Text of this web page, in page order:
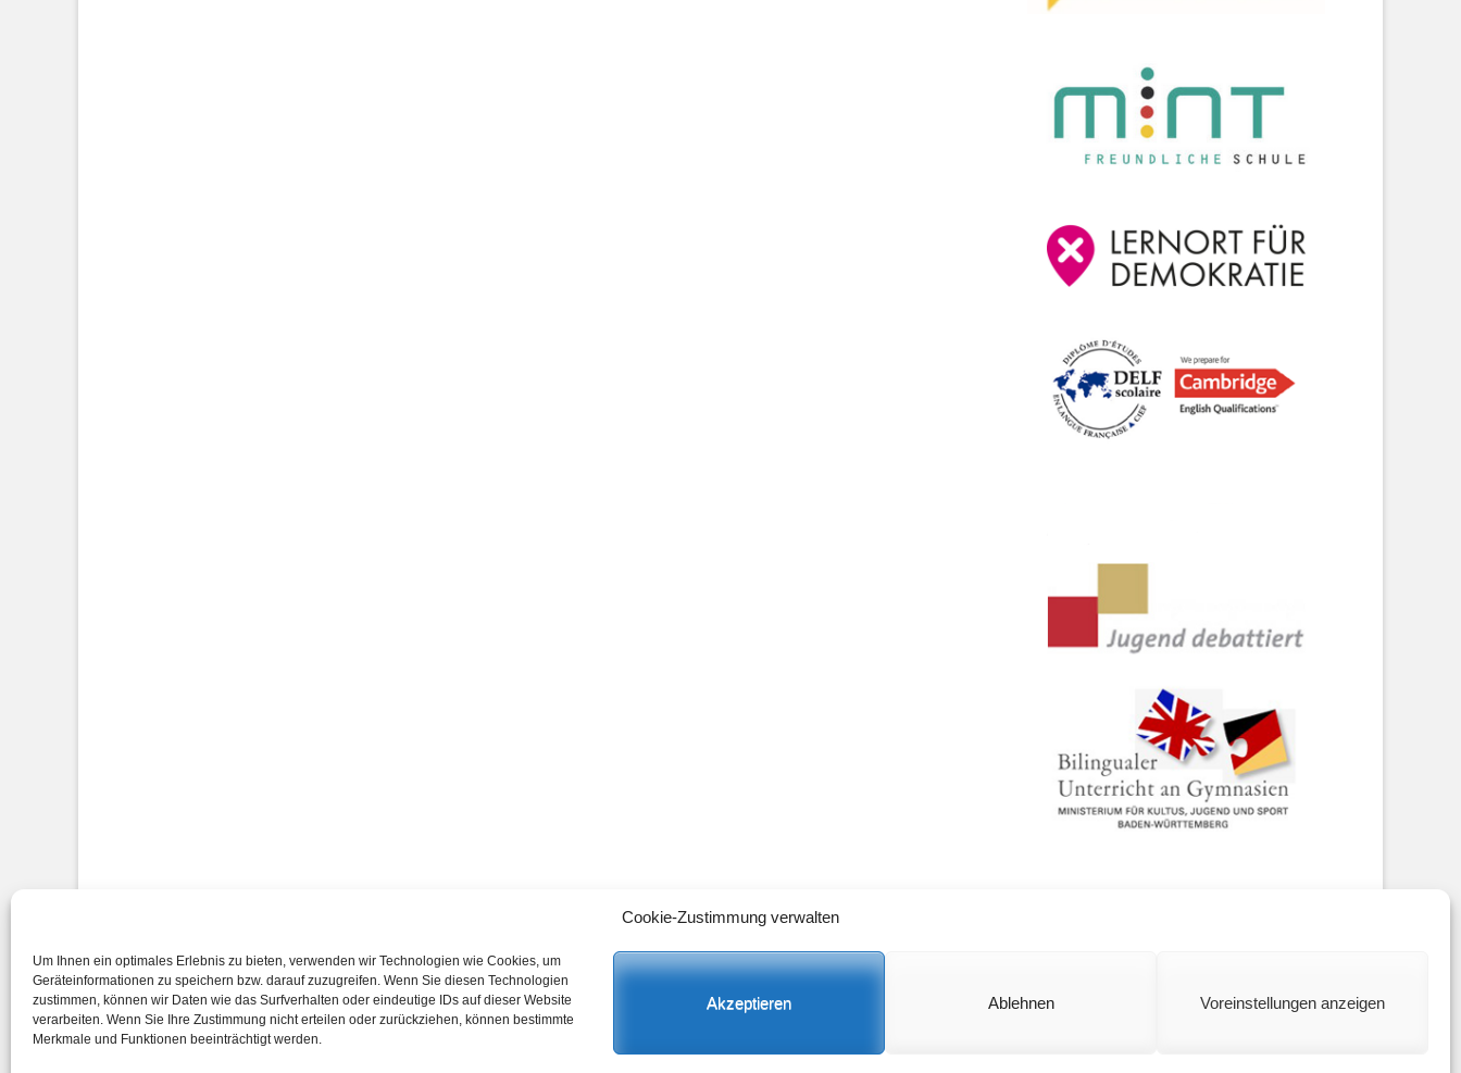
Cookie-Zustimmung verwalten
Um Ihnen ein optimales Erlebnis zu bieten, verwenden wir Technologien wie Cookies, um
Geräteinformationen zu speichern bzw. darauf zuzugreifen. Wenn Sie diesen Technologien
zustimmen, können wir Daten wie das Surfverhalten oder eindeutige IDs auf dieser Website
verarbeiten. Wenn Sie Ihre Zustimmung nicht erteilen oder zurückziehen, können bestimmte
Merkmale und Funktionen beeinträchtigt werden.
Akzeptieren Ablehnen Voreinstellungen anzeigen
Impressum Datenschutz
Copyright © 2026Gymnasium bei St. Michael Datenschutz